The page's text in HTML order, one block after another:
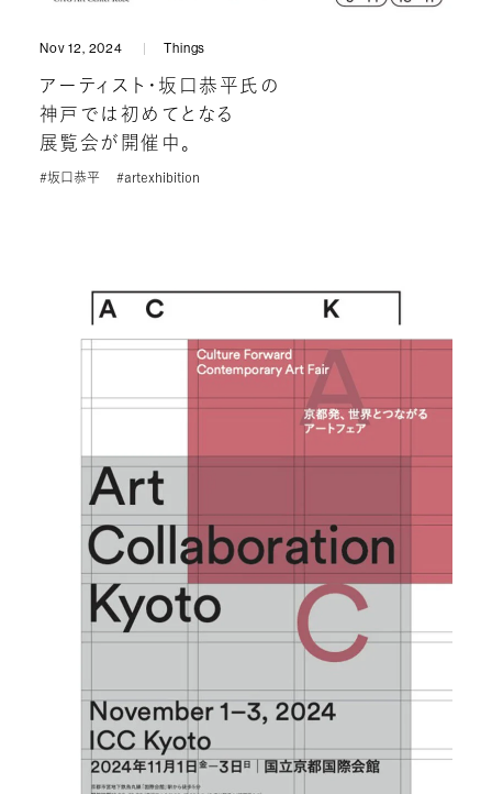
Nov 12, 2024 Things
アーティスト・坂口恭平氏の
神戸では初めてとなる
展覧会が開催中。
#坂口恭平 #artexhibition